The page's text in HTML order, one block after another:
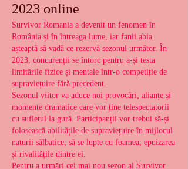
2023 online
Survivor Romania a devenit un fenomen în
România și în întreaga lume, iar fanii abia
așteaptă să vadă ce rezervă sezonul următor. În
2023, concurenții se întorc pentru a-și testa
limitările fizice și mentale într-o competiție de
supraviețuire fără precedent.
Sezonul viitor va aduce noi provocări, alianțe și
momente dramatice care vor ține telespectatorii
cu sufletul la gură. Participanții vor trebui să-și
folosească abilitățile de supraviețuire în mijlocul
naturii sălbatice, să se lupte cu foamea, epuizarea
și rivalitățile dintre ei.
Pentru a urmări cel mai nou sezon al Survivor